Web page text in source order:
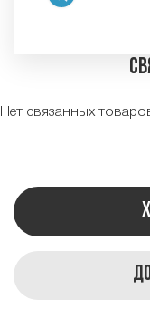
Нет связанных